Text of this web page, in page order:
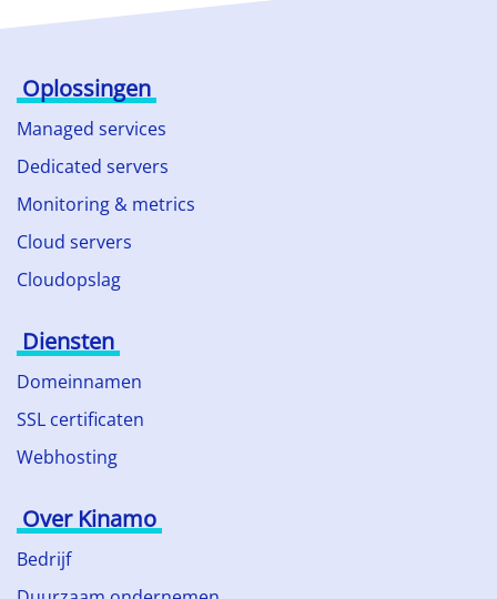
Oplossingen
Managed services
Dedicated servers
Monitoring & metrics
Cloud servers
Cloudopslag
Diensten
Domeinnamen
SSL certificaten
Webhosting
Over Kinamo
Bedrijf